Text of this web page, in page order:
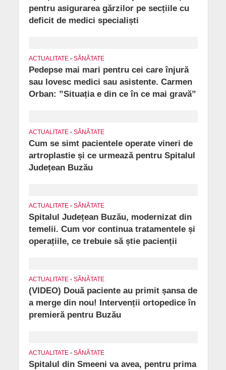
pentru asigurarea gărzilor pe secțiile cu
deficit de medici specialiști
ACTUALITATE • SĂNĂTATE
Pedepse mai mari pentru cei care înjură
sau lovesc medici sau asistente. Carmen
Orban: ”Situația e din ce în ce mai gravă”
ACTUALITATE • SĂNĂTATE
Cum se simt pacientele operate vineri de
artroplastie și ce urmează pentru Spitalul
Județean Buzău
ACTUALITATE • SĂNĂTATE
Spitalul Județean Buzău, modernizat din
temelii. Cum vor continua tratamentele și
operațiile, ce trebuie să știe pacienții
ACTUALITATE • SĂNĂTATE
(VIDEO) Două paciente au primit șansa de
a merge din nou! Intervenții ortopedice în
premieră pentru Buzău
ACTUALITATE • SĂNĂTATE
Spitalul din Smeeni va avea, pentru prima